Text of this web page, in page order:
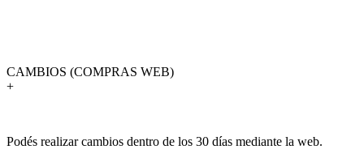
CAMBIOS (COMPRAS WEB)
+
Podés realizar cambios dentro de los 30 días mediante la web.